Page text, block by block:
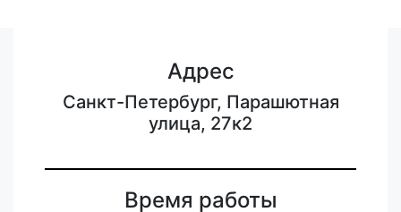
Адрес
Санкт-Петербург, Парашютная
улица, 27к2
Время работы